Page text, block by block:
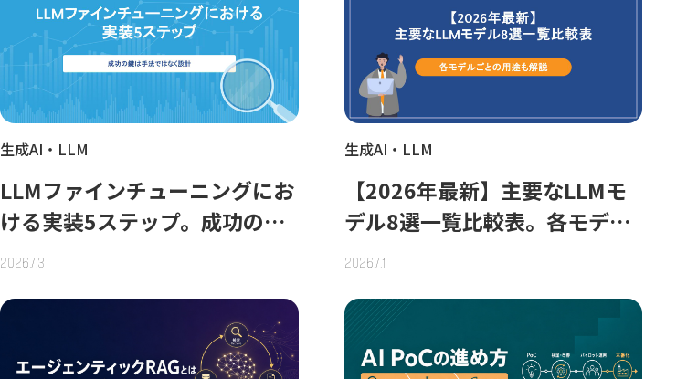
生成AI・LLM
LLMファインチューニングにお
ける実装5ステップ。成功の鍵
は手法ではなく設計
2026.7.3
生成AI・LLM
【2026年最新】主要なLLMモ
デル8選一覧比較表。各モデル
ごとの用途も解説
2026.7.1